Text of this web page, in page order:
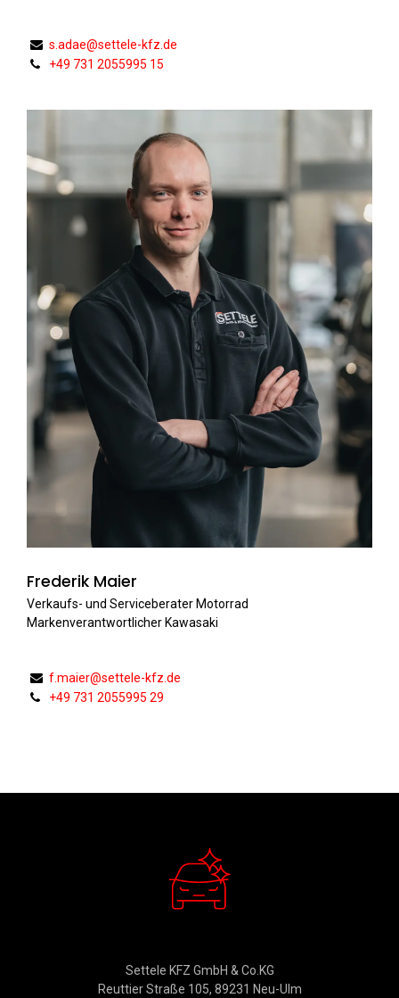
s.adae@settele-kfz.de
+49 731 2055995 15
Frederik Maier
Verkaufs- und Serviceberater Motorrad
Markenverantwortlicher Kawasaki
f.maier@settele-kfz.de
+49 731 2055995 29
Settele KFZ GmbH & Co.KG
Reuttier Straße 105, 89231 Neu-Ulm